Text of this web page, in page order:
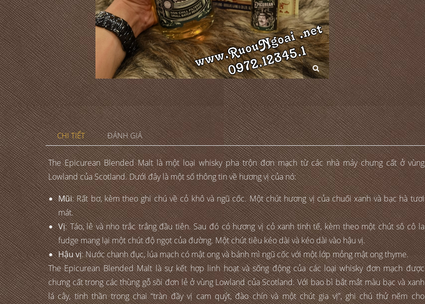
CHI TIẾT ĐÁNH GIÁ
The Epicurean Blended Malt là một loại whisky pha trộn đơn mạch từ các nhà máy chưng cất ở vùng
Lowland của Scotland. Dưới đây là một số thông tin về hương vị của nó:
Mũi: Rất bơ, kèm theo ghi chú về cỏ khô và ngũ cốc. Một chút hương vị của chuối xanh và bạc hà tươi
mát.
Vị: Táo, lê và nho trắc trắng đầu tiên. Sau đó có hương vị cỏ xanh tinh tế, kèm theo một chút sô cô la
fudge mang lại một chút độ ngọt của đường. Một chút tiêu kéo dài và kéo dài vào hậu vị.
Hậu vị: Nước chanh đục, lúa mạch có mật ong và bánh mì ngũ cốc với một lớp mỏng mật ong thyme.
The Epicurean Blended Malt là sự kết hợp linh hoạt và sống động của các loại whisky đơn mạch được
chưng cất trong các thùng gỗ sồi đơn lẻ ở vùng Lowland của Scotland. Với bao bì bắt mắt màu bạc và xanh
lá cây, tinh thần trong chai “tràn đầy vị cam quýt, đào chín và một chút gia vị”, ghi chú thử nếm cho